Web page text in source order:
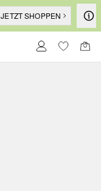
JETZT SHOPPEN